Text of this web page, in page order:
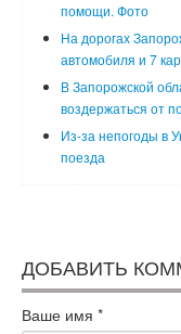
помощи. Фото
На дорогах
автомобиля и 7
В Запорожской
воздержаться от
Из-за непогоды в
поезда
ДОБАВИТЬ
Ваше имя *